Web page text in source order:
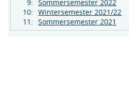
9:
Sommersemester 2022
10:
Wintersemester 2021/22
11:
Sommersemester 2021